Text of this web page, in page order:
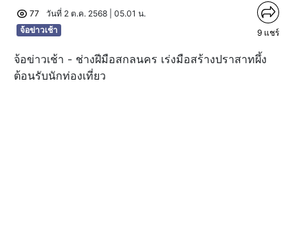
77
วันที่ 2 ต.ค. 2568 | 05.01 น.
จ้อข่าวเช้า
9 แชร์
จ้อข่าวเช้า - ช่างฝีมือสกลนคร เร่งมือสร้างปราสาทผึ้ง
ต้อนรับนักท่องเที่ยว